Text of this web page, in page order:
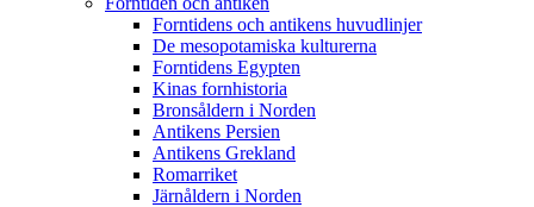
Forntidens och antikens huvudlinjer
De mesopotamiska kulturerna
Forntidens Egypten
Kinas fornhistoria
Bronsåldern i Norden
Antikens Persien
Antikens Grekland
Romarriket
Järnåldern i Norden